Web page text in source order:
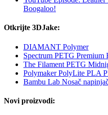
Boogaloo!
Otkrijte 3DJake:
DIAMANT Polymer
Spectrum PETG Premium
The Filament PETG
Polymaker PolyLite PLA
Bambu Lab Nosač
Novi proizvodi: